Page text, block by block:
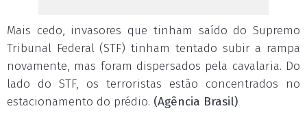
Mais cedo, invasores que tinham saído do Supremo
Tribunal Federal (STF) tinham tentado subir a rampa
novamente, mas foram dispersados pela cavalaria. Do
lado do STF, os terroristas estão concentrados no
estacionamento do prédio. (Agência Brasil)